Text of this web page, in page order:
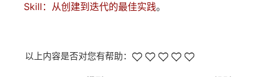
Skill：从创建到迭代的最佳实践。
以上内容是否对您有帮助：